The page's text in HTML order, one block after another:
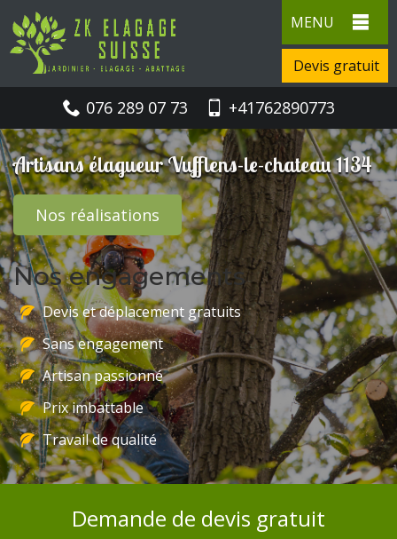
MENU
Devis gratuit
076 289 07 73 +41762890773
Artisans élagueur Vufflens-le-chateau 1134
Nos réalisations
Nos engagements
Devis et déplacement gratuits
Sans engagement
Artisan passionné
Prix imbattable
Travail de qualité
Demande de devis gratuit